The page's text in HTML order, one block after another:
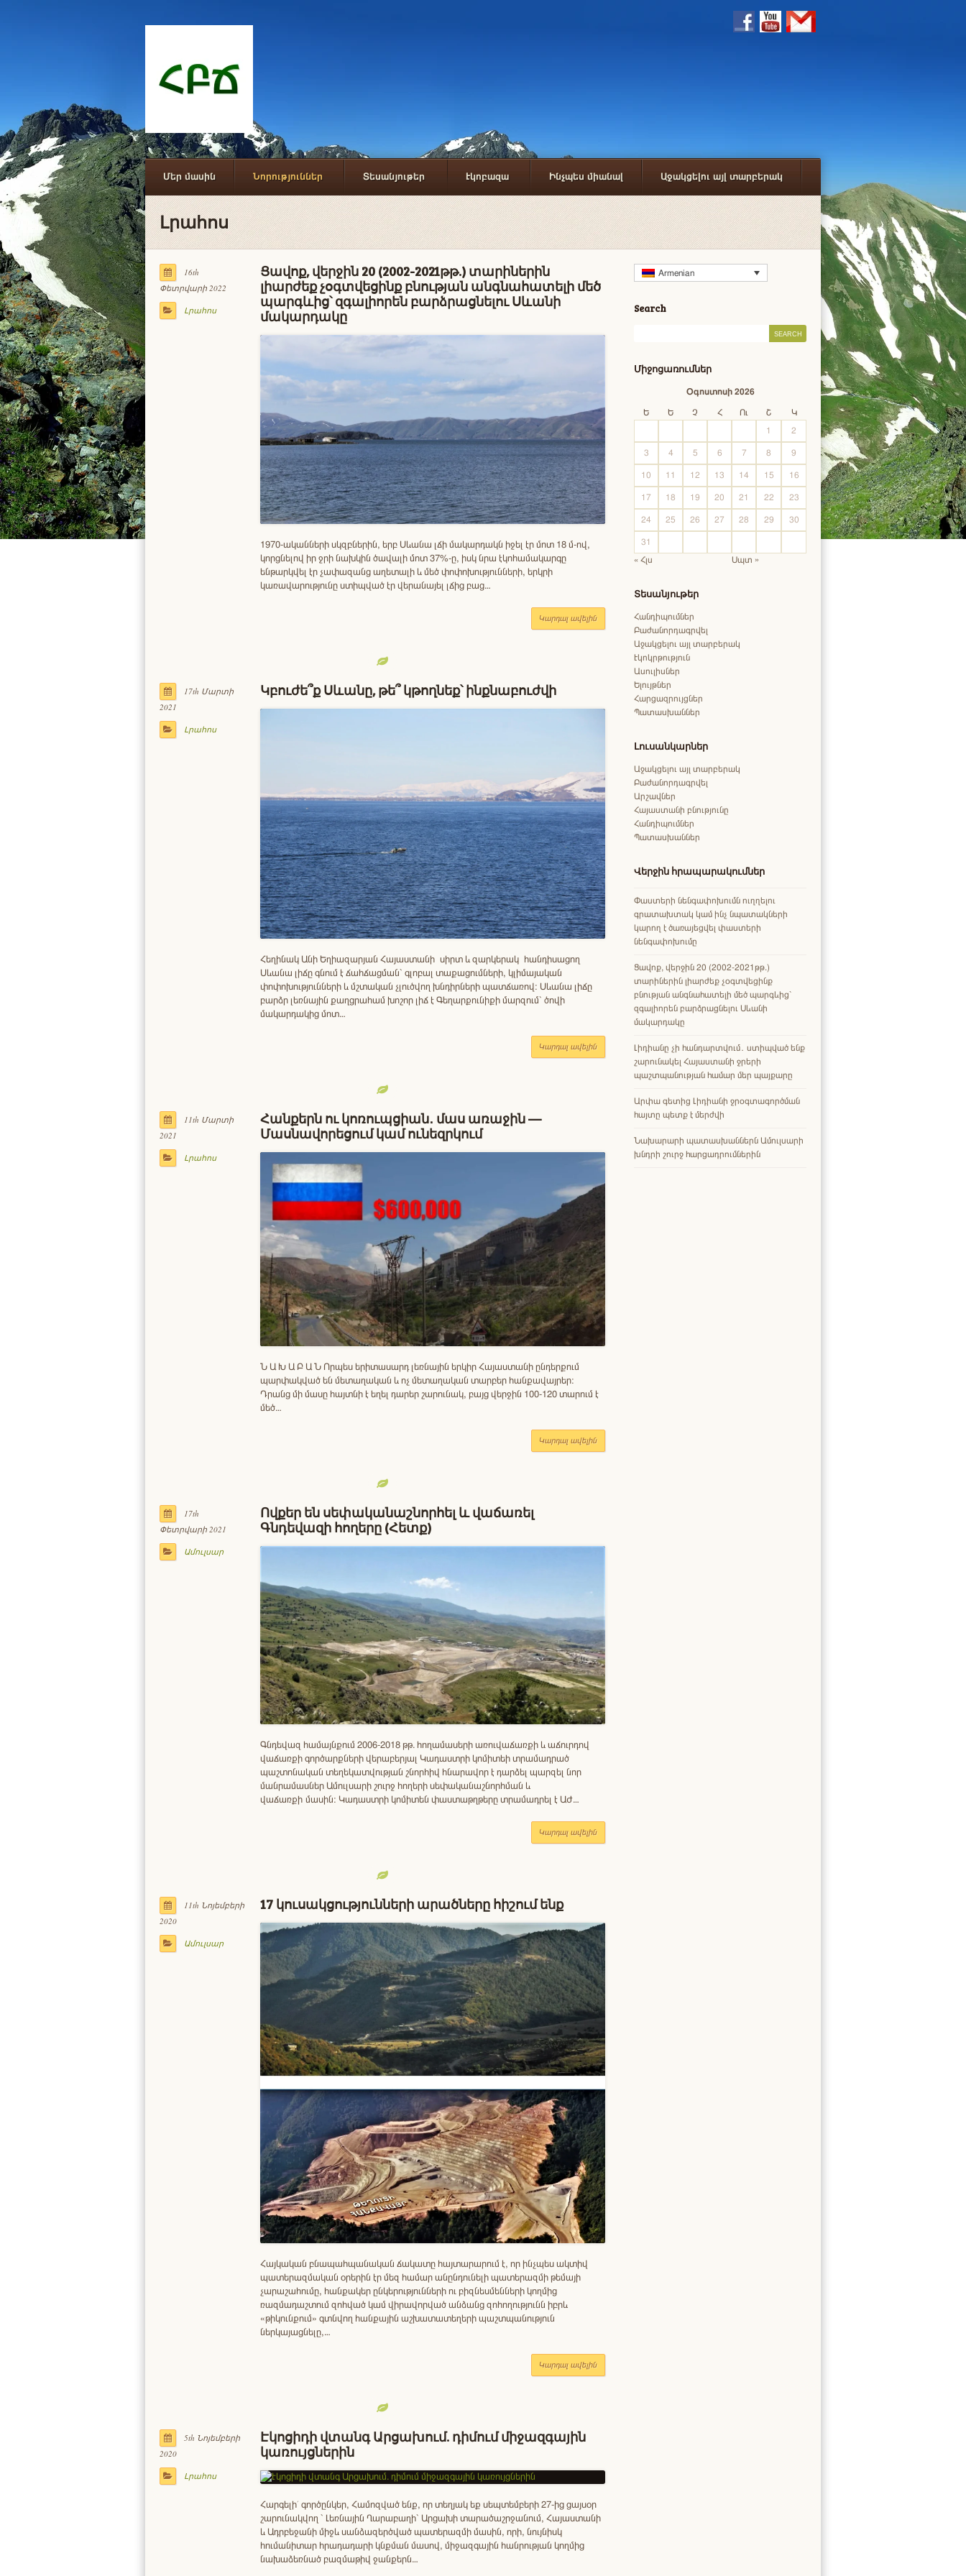
Մեր մասին Նորություններ Տեսանյութեր Էկոբազա Ինչպես միանալ Աջակցելու այլ տարբերակ
Լրահոս
16th
Փետրվարի 2022
Լրահոս
Ցավոք, վերջին 20 (2002-2021թթ.) տարիներին
լիարժեք չօգտվեցինք բնության անգնահատելի մեծ
պարգևից՝ զգալիորեն բարձրացնելու Սևանի
մակարդակը
1970-ականների սկզբներին, երբ Սևանա լճի մակարդակն իջել էր մոտ 18 մ-ով,
կորցնելով իր ջրի նախկին ծավալի մոտ 37%-ը, իսկ նրա էկոհամակարգը
ենթարկվել էր չափազանց աղետալի և մեծ փոփոխությունների, երկրի
կառավարությունը ստիպված էր վերանայել լճից բաց…
Կարդալ ավելին
17th Մարտի
2021
Լրահոս
Կբուժե՞ք Սևանը, թե՞ կթողնեք՝ ինքնաբուժվի
Հեղինակ Անի Եղիազարյան Հայաստանի սիրտ և զարկերակ հանդիսացող
Սևանա լիճը գնում է ճահճացման՝ գլոբալ տաքացումների, կլիմայական
փոփոխությունների և մշտական չլուծվող խնդիրների պատճառով։ Սևանա լիճը
բարձր լեռնային քաղցրահամ խոշոր լիճ է Գեղարքունիքի մարզում՝ ծովի
մակարդակից մոտ…
Կարդալ ավելին
11th Մարտի
2021
Լրահոս
Հանքերն ու կոռուպցիան․ մաս առաջին —
Մասնավորեցում կամ ունեզրկում
Ն Ա Խ Ա Բ Ա Ն Որպես երիտասարդ լեռնային երկիր Հայաստանի ընդերքում
պարփակված են մետաղական և ոչ մետաղական տարբեր հանքավայրեր։
Դրանց մի մասը հայտնի է եղել դարեր շարունակ, բայց վերջին 100-120 տարում է
մեծ…
Կարդալ ավելին
17th
Փետրվարի 2021
Ամուլսար
Ովքեր են սեփականաշնորհել և վաճառել
Գնդեվազի հողերը (Հետք)
Գնդեվազ համայնքում 2006-2018 թթ. հողամասերի առուվաճառքի և աճուրդով
վաճառքի գործարքների վերաբերյալ Կադաստրի կոմիտեի տրամադրած
պաշտոնական տեղեկատվության շնորհիվ հնարավոր է դարձել պարզել նոր
մանրամասներ Ամուլսարի շուրջ հողերի սեփականաշնորհման և
վաճառքի մասին։ Կադաստրի կոմիտեն փաստաթղթերը տրամադրել է ԱԺ…
Կարդալ ավելին
11th Նոյեմբերի
2020
Ամուլսար
17 կուսակցությունների արածները հիշում ենք
Հայկական բնապահպանական ճակատը հայտարարում է, որ ինչպես ակտիվ
պատերազմական օրերին էր մեզ համար անընդունելի պատերազմի թեմայի
չարաշահումը, հանքակեր ընկերությունների ու բիզնեսմենների կողմից
ռազմադաշտում զոհված կամ վիրավորված անձանց զոհողությունն իբրև
«թիկունքում» գտնվող հանքային աշխատատեղերի պաշտպանություն
ներկայացնելը,…
Կարդալ ավելին
5th Նոյեմբերի
2020
Լրահոս
Էկոցիդի վտանգ Արցախում. դիմում միջազգային
կառույցներին
Հարգելի՛ գործընկեր, Համոզված ենք, որ տեղյակ եք սեպտեմբերի 27-ից ցայսօր
շարունակվող ՝ Լեռնային Ղարաբաղի՝ Արցախի տարածաշրջանում, Հայաստանի
և Ադրբեջանի միջև սանձազերծված պատերազմի մասին, որի, նույնիսկ
հումանիտար հրադադարի կնքման մասով, միջազգային հանրության կողմից
նախաձեռնած բազմաթիվ ջանքերն…
Armenian
Search
Միջոցառումներ
Օգոստոսի 2026
Ե Ե Չ Հ Ու Շ Կ
1 2
3 4 5 6 7 8 9
10 11 12 13 14 15 16
17 18 19 20 21 22 23
24 25 26 27 28 29 30
31
« Հլս Սպտ »
Տեսանյութեր
Հանդիպումներ
Բաժանորդագրվել
Աջակցելու այլ տարբերակ
Էկոկրթություն
Ասուլիսներ
Ելույթներ
Հարցազրույցներ
Պատասխաններ
Լուսանկարներ
Աջակցելու այլ տարբերակ
Բաժանորդագրվել
Արշավներ
Հայաստանի բնությունը
Հանդիպումներ
Պատասխաններ
Վերջին հրապարակումներ
Փաստերի նենգափոխումն ուղղելու
գրատախտակ կամ ինչ նպատակների
կարող է ծառայեցվել փաստերի
նենգափոխումը
Ցավոք, վերջին 20 (2002-2021թթ.)
տարիներին լիարժեք չօգտվեցինք
բնության անգնահատելի մեծ պարգևից՝
զգալիորեն բարձրացնելու Սևանի
մակարդակը
Լիդիանը չի հանդարտվում․ ստիպված ենք
շարունակել Հայաստանի ջրերի
պաշտպանության համար մեր պայքարը
Արփա գետից Լիդիանի ջրօգտագործման
հայտը պետք է մերժվի
Նախարարի պատասխաններն Ամուլսարի
խնդրի շուրջ հարցադրումներին